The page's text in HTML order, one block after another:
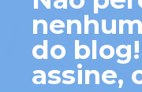
do
assine,